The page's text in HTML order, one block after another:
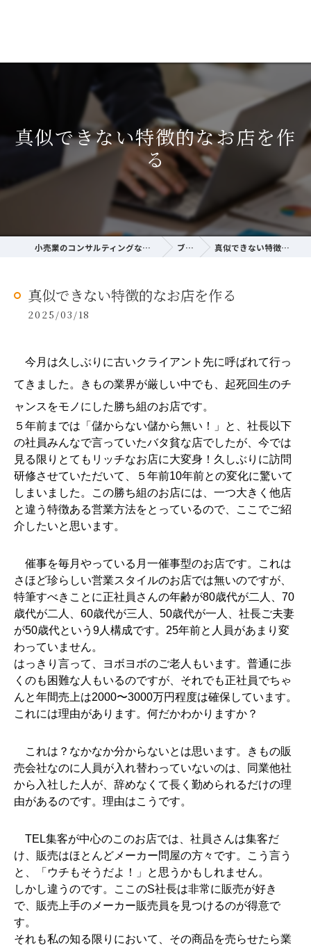
真似できない特徴的なお店を作
る
小売業のコンサルティングならサクラ経営研究所 ブログ 真似できない特徴的なお店を作る
真似できない特徴的なお店を作る
2025/03/18
今月は久しぶりに古いクライアント先に呼ばれて行っ
てきました。きもの業界が厳しい中でも、起死回生のチ
ャンスをモノにした勝ち組のお店です。
５年前までは「儲からない儲から無い！」と、社長以下
の社員みんなで言っていたバタ貧な店でしたが、今では
見る限りとてもリッチなお店に大変身！久しぶりに訪問
研修させていただいて、５年前10年前との変化に驚いて
しまいました。この勝ち組のお店には、一つ大きく他店
と違う特徴ある営業方法をとっているので、ここでご紹
介したいと思います。
催事を毎月やっている月一催事型のお店です。これは
さほど珍らしい営業スタイルのお店では無いのですが、
特筆すべきことに正社員さんの年齢が80歳代が二人、70
歳代が二人、60歳代が三人、50歳代が一人、社長ご夫妻
が50歳代という9人構成です。25年前と人員があまり変
わっていません。
はっきり言って、ヨボヨボのご老人もいます。普通に歩
くのも困難な人もいるのですが、それでも正社員でちゃ
んと年間売上は2000〜3000万円程度は確保しています。
これには理由があります。何だかわかりますか？
これは？なかなか分からないとは思います。きもの販
売会社なのに人員が入れ替わっていないのは、同業他社
から入社した人が、辞めなくて長く勤められるだけの理
由があるのです。理由はこうです。
TEL集客が中心のこのお店では、社員さんは集客だ
け、販売はほとんどメーカー問屋の方々です。こう言う
と、「ウチもそうだよ！」と思うかもしれません。
しかし違うのです。ここのS社長は非常に販売が好き
で、販売上手のメーカー販売員を見つけるのが得意で
す。
それも私の知る限りにおいて、その商品を売らせたら業